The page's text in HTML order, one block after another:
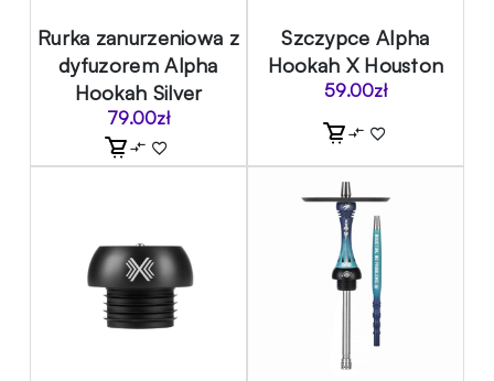
Rurka zanurzeniowa z
dyfuzorem Alpha
Hookah Silver
79.00zł
Szczypce Alpha
Hookah X Houston
59.00zł